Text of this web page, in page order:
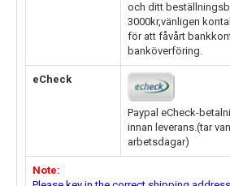
och ditt
3000kr,vänligen
för att fåvårt
banköverföring.
eCheck
Paypal eCheck-
innan leverans.(tar
arbetsdagar)
Note: